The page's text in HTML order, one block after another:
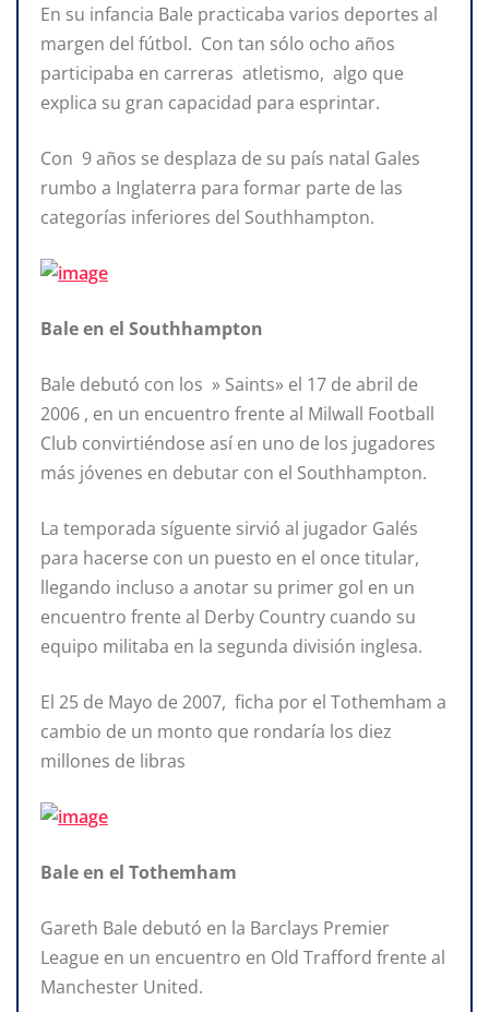
En su infancia Bale practicaba varios deportes al
margen del fútbol. Con tan sólo ocho años
participaba en carreras atletismo, algo que
explica su gran capacidad para esprintar.
Con 9 años se desplaza de su país natal Gales
rumbo a Inglaterra para formar parte de las
categorías inferiores del Southhampton.
Bale en el Southhampton
Bale debutó con los » Saints» el 17 de abril de
2006 , en un encuentro frente al Milwall Football
Club convirtiéndose así en uno de los jugadores
más jóvenes en debutar con el Southhampton.
La temporada síguente sirvió al jugador Galés
para hacerse con un puesto en el once titular,
llegando incluso a anotar su primer gol en un
encuentro frente al Derby Country cuando su
equipo militaba en la segunda división inglesa.
El 25 de Mayo de 2007, ficha por el Tothemham a
cambio de un monto que rondaría los diez
millones de libras
Bale en el Tothemham
Gareth Bale debutó en la Barclays Premier
League en un encuentro en Old Trafford frente al
Manchester United.